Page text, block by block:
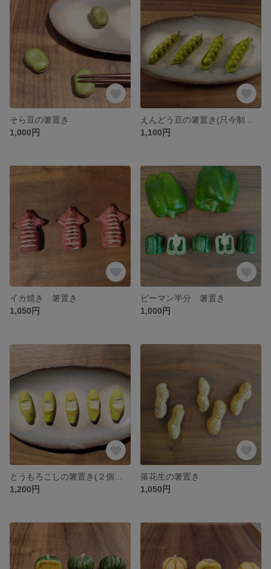
そら豆の箸置き
1,000円
1,100円
イカ焼き 箸置き
1,050円
ピーマン半分 箸置き
1,000円
1,200円
落花生の箸置き
1,050円